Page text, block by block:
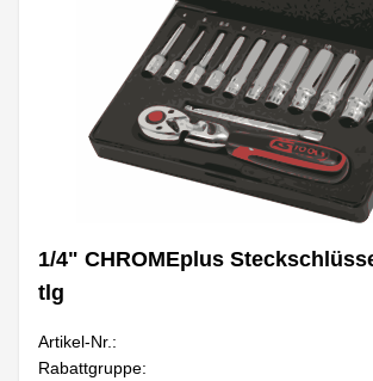
1/4" CHROMEplus
tlg
Artikel-Nr.:
Rabattgruppe: